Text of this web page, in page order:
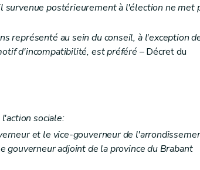
sociale)
postérieurement à l'élection ne met
représenté au sein du conseil, à l'exception
d'incompatibilité, est préféré – Décret du
sociale:
et le vice-gouverneur de
adjoint de la province du Brabant